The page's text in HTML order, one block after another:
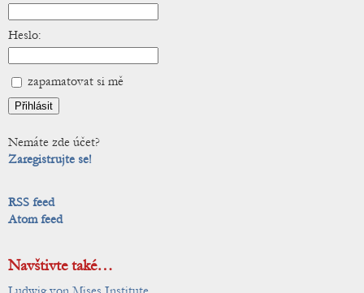
Heslo:
zapamatovat si mě
Nemáte zde účet?
Zaregistrujte se!
RSS feed
Atom feed
Navštivte také…